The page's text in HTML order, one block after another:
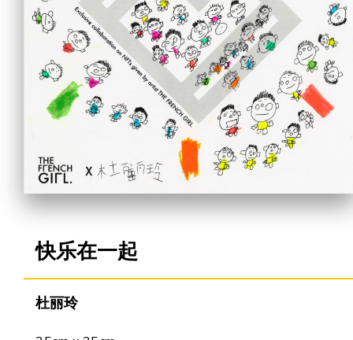
艺术培训
爱不同艺术家
网上艺廊
合作机会
快乐在一起
杜丽玲